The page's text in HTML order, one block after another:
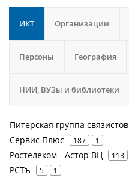
ИКТ Организации
Персоны География
НИИ, ВУЗы и библиотеки
Питерская группа связистов
Сервис Плюс 187 1
Ростелеком - Астор ВЦ 113
РСТъ 5 1